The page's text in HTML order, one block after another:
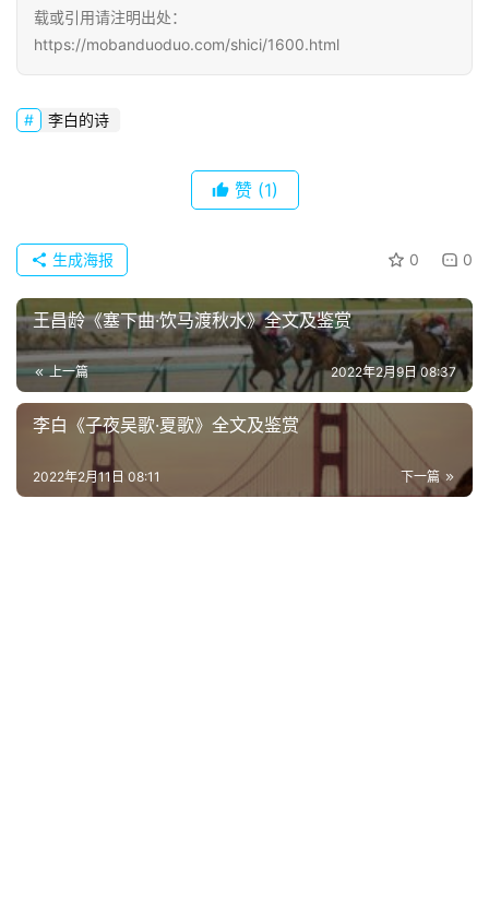
载或引用请注明出处：
https://mobanduoduo.com/shici/1600.html
李白的诗
赞 (1)
0 0
生成海报
王昌龄《塞下曲·饮马渡秋水》全文及鉴赏
上一篇 2022年2月9日 08:37
李白《子夜吴歌·夏歌》全文及鉴赏
下一篇
2022年2月11日 08:11